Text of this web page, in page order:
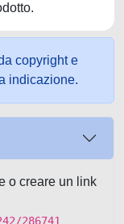
copyright e
indicazione.
o creare un link
286741